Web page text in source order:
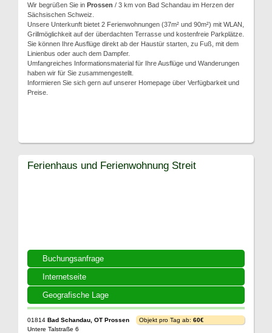
Wir begrüßen Sie in Prossen / 3 km von Bad Schandau im Herzen der
Sächsischen Schweiz.
Unsere Unterkunft bietet 2 Ferienwohnungen (37m² und 90m²) mit WLAN,
Grillmöglichkeit auf der überdachten Terrasse und kostenfreie Parkplätze.
Sie können Ihre Ausflüge direkt ab der Haustür starten, zu Fuß, mit dem
Linienbus oder auch dem Dampfer.
Umfangreiches Informationsmaterial für Ihre Ausflüge und Wanderungen
haben wir für Sie zusammengestellt.
Informieren Sie sich gern auf unserer Homepage über Verfügbarkeit und
Preise.
Buchungsanfrage
Internetseite
Geografische Lage
Ferienhaus und Ferienwohnung Streit
01814 Bad Schandau, OT Prossen
Untere Talstraße 6
Objekt pro Tag ab: 60€